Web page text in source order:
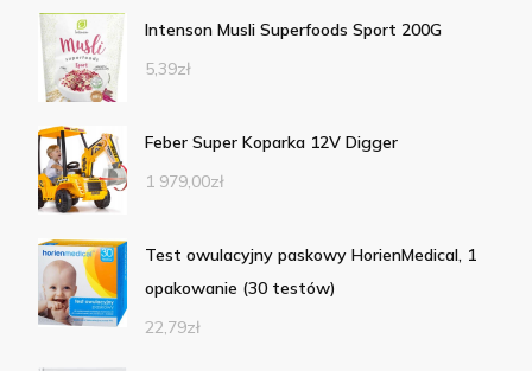
Intenson Musli Superfoods Sport 200G
5,39zł
Feber Super Koparka 12V Digger
1 979,00zł
Test owulacyjny paskowy HorienMedical, 1
opakowanie (30 testów)
22,79zł